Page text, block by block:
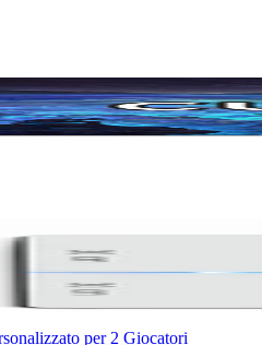
per 2 Giocatori